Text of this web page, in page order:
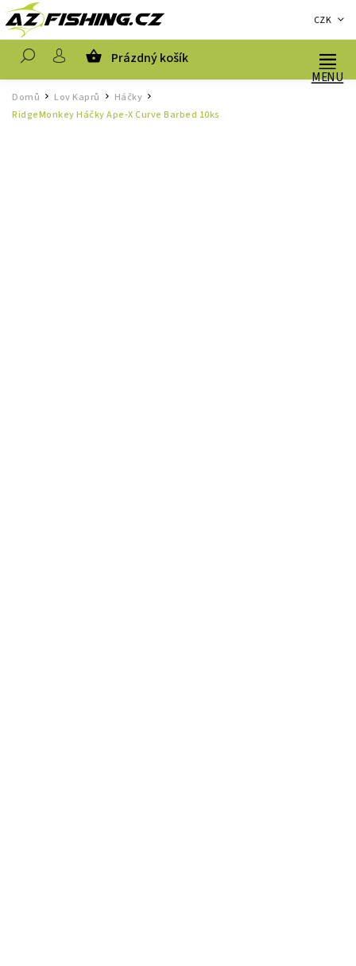
CZK
Prázdný košík
Domů / Lov Kaprů Háčky /
RidgeMonkey Háčky Ape-X Curve Barbed 10ks